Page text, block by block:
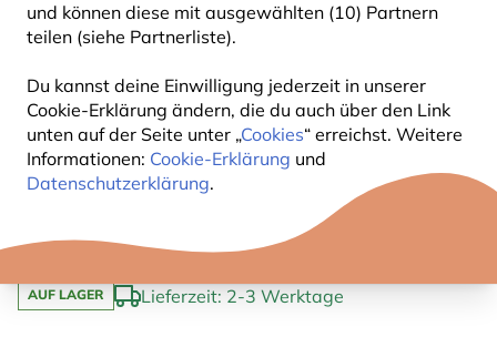
und können diese mit ausgewählten (10) Partnern
teilen (siehe Partnerliste).
Du kannst deine Einwilligung jederzeit in unserer
Cookie-Erklärung ändern, die du auch über den Link
unten auf der Seite unter „Cookies“ erreichst. Weitere
Informationen: Cookie-Erklärung und
Datenschutzerklärung.
Allrounder: ideal für Meisen, Spatzen uvm.
versehen
Einfache Reinigung: Schiebeklappe für schnellen
Zugang
12,99
inkl. MwSt., zzgl.Versandkosten
AUF LAGER Lieferzeit: 2-3 Werktage